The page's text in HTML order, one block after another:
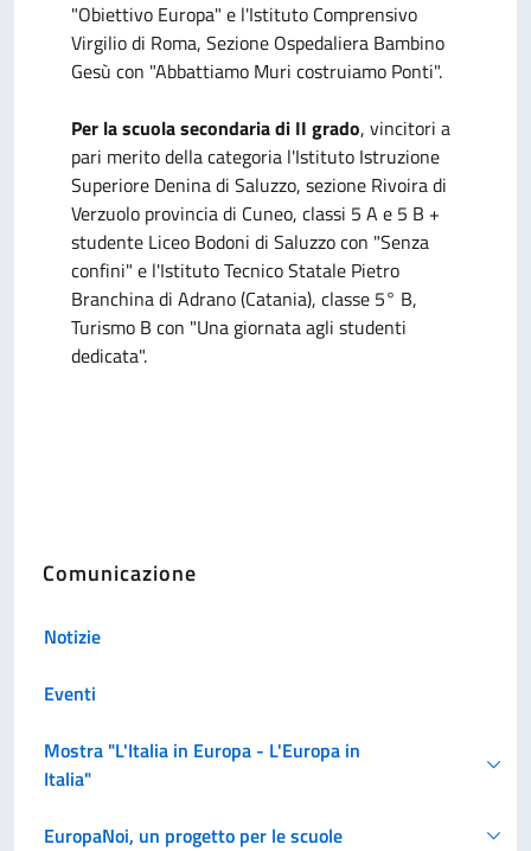
"Obiettivo Europa" e l'Istituto Comprensivo
Virgilio di Roma, Sezione Ospedaliera Bambino
Gesù con "Abbattiamo Muri costruiamo Ponti".
Per la scuola secondaria di II grado, vincitori a
pari merito della categoria l'Istituto Istruzione
Superiore Denina di Saluzzo, sezione Rivoira di
Verzuolo provincia di Cuneo, classi 5 A e 5 B +
studente Liceo Bodoni di Saluzzo con "Senza
confini" e l'Istituto Tecnico Statale Pietro
Branchina di Adrano (Catania), classe 5° B,
Turismo B con "Una giornata agli studenti
dedicata".
Comunicazione
Notizie
Eventi
Mostra "L'Italia in Europa - L'Europa in
Italia"
EuropaNoi, un progetto per le scuole